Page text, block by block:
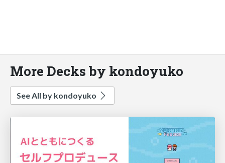
More Decks by kondoyuko
See All by kondoyuko